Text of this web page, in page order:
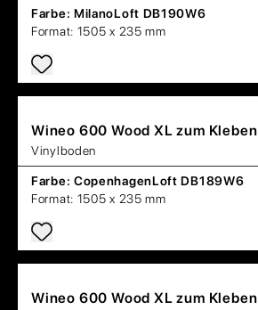
Farbe: MilanoLoft DB190W6
Format: 1505 x 235 mm
Wineo 600 Wood XL zum Kleben
Vinylboden
Farbe: CopenhagenLoft DB189W6
Format: 1505 x 235 mm
Wineo 600 Wood XL zum Kleben